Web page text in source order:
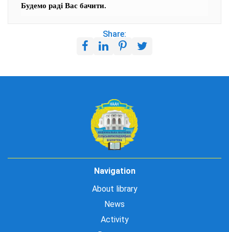
Будемо раді Вас бачити.
Share:
Navigation
About library
News
Activity